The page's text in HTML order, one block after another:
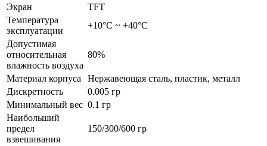
Экран
TFT
Температура
эксплуатации
+10°С ~ +40°С
Допустимая
относительная
влажность воздуха
80%
Материал корпуса
Нержавеющая сталь, пластик, металл
Дискретность
0.005 гр
Минимальный вес 0.1 гр
Наибольший
предел
взвешивания
150/300/600 гр